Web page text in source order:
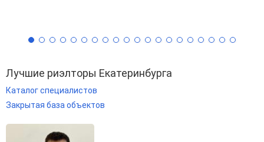
Лучшие риэлторы Екатеринбурга
Каталог специалистов
Закрытая база объектов